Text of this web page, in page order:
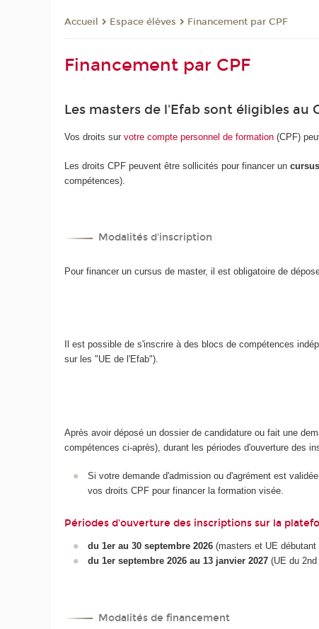
Accueil Espace élèves Financement par CPF
Financement par CPF
Les masters de l'Efab sont éligibles au
Vos droits survotre compte personnel de formation (CPF)
Les droits CPF peuvent être sollicités pour financer un
compétences).
Modalités d'inscription
Pour financer un cursus de master, il est obligatoire de
Il est possible de s'inscrire à des blocs de compétences
sur les "UE de l'Efab").
Après avoir déposé un dossier de candidature ou fait une
compétences ci-après), durant les périodes d'ouverture des
Si votre demande d'admission ou d'agrément est
vos droits CPF pour financer la formation visée.
Périodes d'ouverture des inscriptions sur la
du 1er au 30 septembre 2026 (masters et UE
du 1er septembre 2026 au 13 janvier 2027 (UE du
Modalités de financement